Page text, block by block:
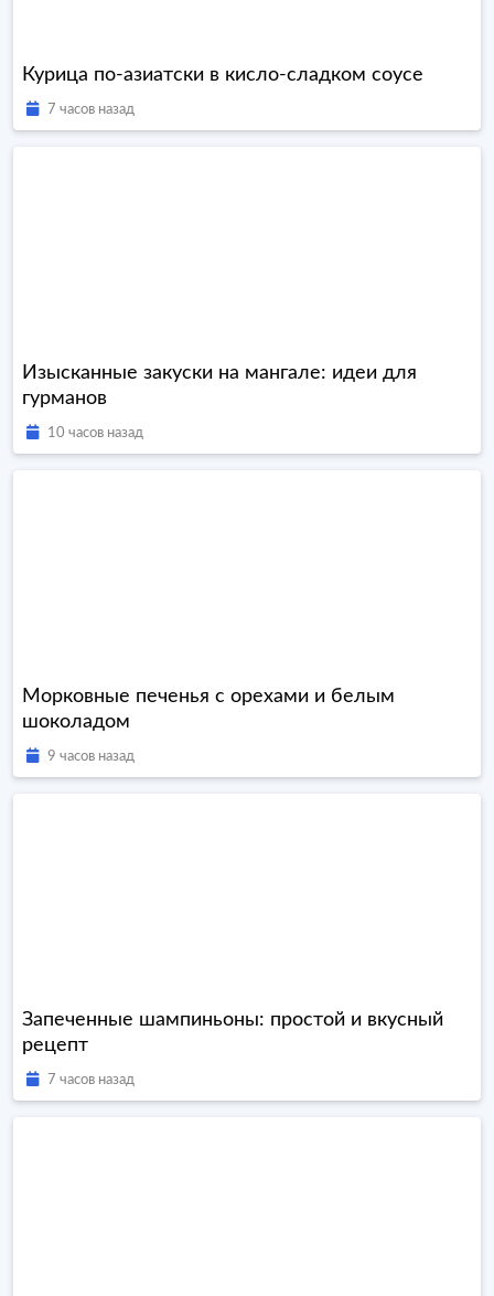
Курица по-азиатски в кисло-сладком соусе
7 часов назад
Изысканные закуски на мангале: идеи для
гурманов
10 часов назад
Морковные печенья с орехами и белым
шоколадом
9 часов назад
Запеченные шампиньоны: простой и вкусный
рецепт
7 часов назад